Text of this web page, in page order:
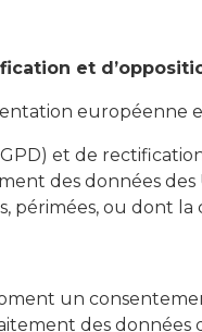
et
européenne
et de
des données des
périmées, ou dont
un
des données